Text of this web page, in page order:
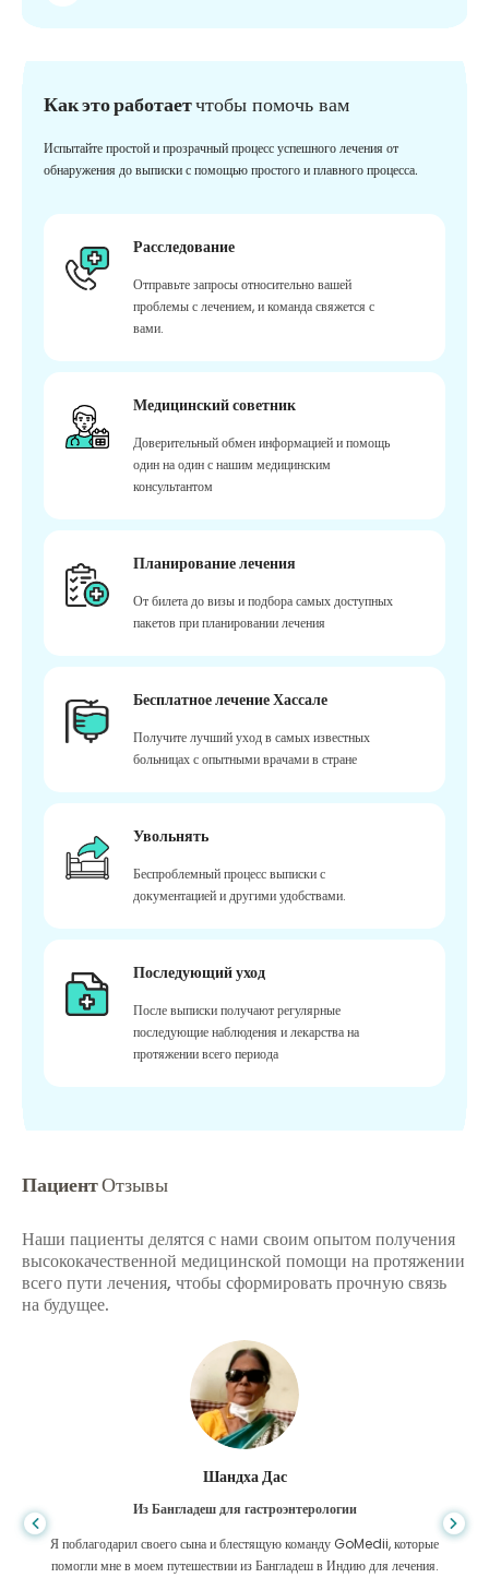
Как это работаетчтобы помочь вам
Испытайте простой и прозрачный процесс успешного лечения от
обнаружения до выписки с помощью простого и плавного процесса.
Расследование
Отправьте запросы относительно вашей
проблемы с лечением, и команда свяжется с
вами.
Медицинский советник
Доверительный обмен информацией и помощь
один на один с нашим медицинским
консультантом
Планирование лечения
От билета до визы и подбора самых доступных
пакетов при планировании лечения
Бесплатное лечение Хассале
Получите лучший уход в самых известных
больницах с опытными врачами в стране
Увольнять
Беспроблемный процесс выписки с
документацией и другими удобствами.
Последующий уход
После выписки получают регулярные
последующие наблюдения и лекарства на
протяжении всего периода
ПациентОтзывы
Наши пациенты делятся с нами своим опытом получения
высококачественной медицинской помощи на протяжении
всего пути лечения, чтобы сформировать прочную связь
на будущее.
Шандха Дас
Из Бангладеш для гастроэнтерологии
Я поблагодарил своего сына и блестящую команду GoMedii, которые
помогли мне в моем путешествии из Бангладеш в Индию для лечения.